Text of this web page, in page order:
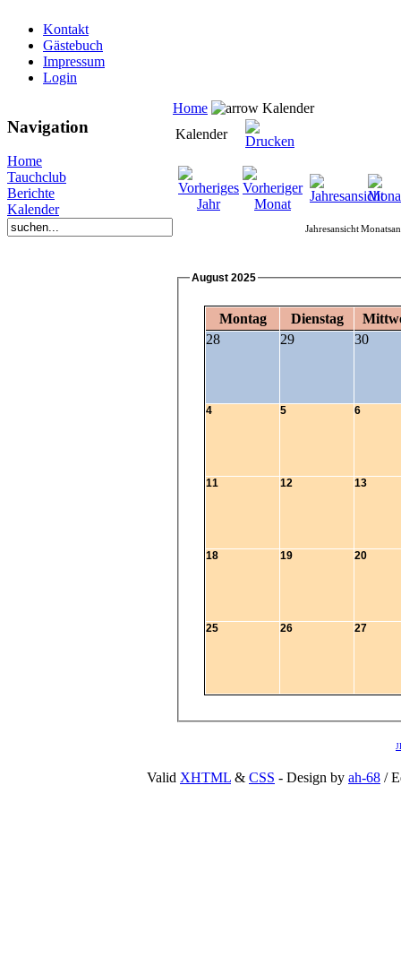
Kontakt
Gästebuch
Impressum
Login
Navigation
Home
Tauchclub
Berichte
Kalender
Home
Kalender
Kalender
Jahresansicht
August 2025
Montag Dienstag
28
29 30
4 5 6
11 12 13
18 19 20
25 26 27
Valid XHTML & CSS - Design by ah-68 /